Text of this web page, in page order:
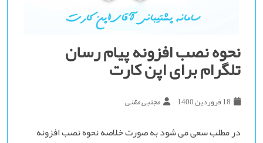
نحوه نصب افزونه پیام رسان
تلگرام برای اپن کارت
18 فروردین 1400 مجتبی مقنی
در مطلب سعی می شود به صورت خلاصه نحوه نصب افزونه